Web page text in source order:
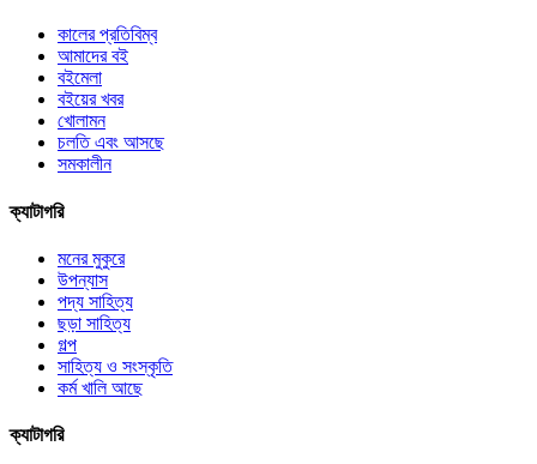
কালের প্রতিবিম্ব
আমাদের বই
বইমেলা
বইয়ের খবর
খোলামন
চলতি এবং আসছে
সমকালীন
ক্যাটাগরি
মনের মুকুরে
উপন্যাস
পদ্য সাহিত্য
ছড়া সাহিত্য
গল্প
সাহিত্য ও সংস্কৃতি
কর্ম খালি আছে
ক্যাটাগরি